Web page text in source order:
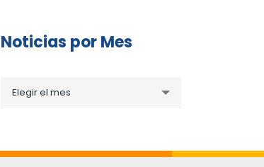
Noticias por Mes
porElegir el mes